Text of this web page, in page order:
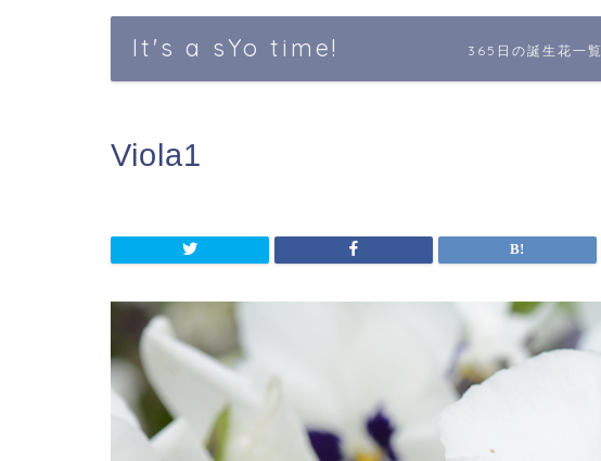
It's a sYo time! 365日の誕生花一覧
Viola1